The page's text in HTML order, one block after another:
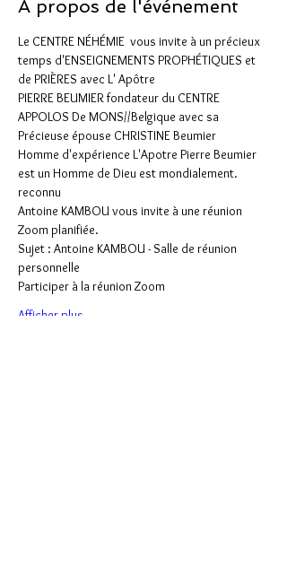
À propos de l'événement
Le CENTRE NÉHÉMIE  vous invite à un précieux
temps d'ENSEIGNEMENTS PROPHÉTIQUES et
de PRIÈRES avec L' Apôtre
PIERRE BEUMIER fondateur du CENTRE
APPOLOS De MONS//Belgique avec sa
Précieuse épouse CHRISTINE Beumier
Homme d'expérience L'Apotre Pierre Beumier
est un Homme de Dieu est mondialement.
reconnu
Antoine KAMBOU vous invite à une réunion
Zoom planifiée.
Sujet : Antoine KAMBOU - Salle de réunion
personnelle
Participer à la réunion Zoom
Afficher plus